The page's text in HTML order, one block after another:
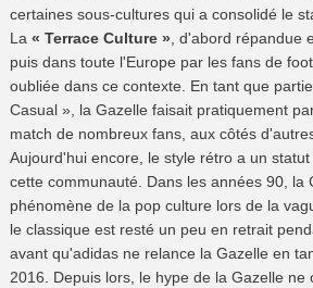
certaines sous-cultures qui a consolidé le
La « Terrace Culture » , d'abord répandue
puis dans toute l'Europe par les fans de
oubliée dans ce contexte. En tant que
Casual », la Gazelle faisait pratiquement
match de nombreux fans, aux côtés
Aujourd'hui encore, le style rétro a un
cette communauté. Dans les années 90, la
phénomène de la pop culture lors de la
le classique est resté un peu en retrait
avant qu'adidas ne relance la Gazelle en
2016. Depuis lors, le hype de la Gazelle ne